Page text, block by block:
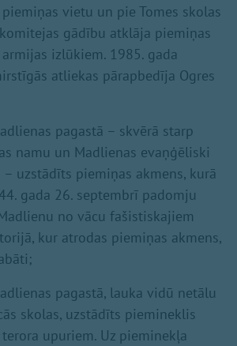
vietu un pie Tomes skolas
gādību atklāja piemiņas
izlūkiem. 1985. gada
atliekas pārapbedīja Ogres
pagastā – skvērā starp
namu un Madlienas evaņģēliski
uzstādīts piemiņas akmens, kurā
gada 26. septembrī padomju
no vācu fašistiskajiem
kur atrodas piemiņas akmens,
pagastā, lauka vidū netālu
skolas, uzstādīts piemineklis
upuriem. Uz pieminekļa